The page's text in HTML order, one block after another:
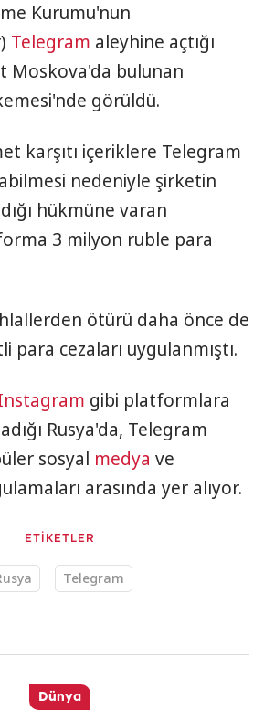
Kurumu'nun
Telegram aleyhine açtığı
Moskova'da bulunan
görüldü.
karşıtı içeriklere Telegram
nedeniyle şirketin
hükmüne varan
3 milyon ruble para
ötürü daha önce de
para cezaları uygulanmıştı.
gibi platformlara
Rusya'da, Telegram
sosyal medya ve
arasında yer alıyor.
ETİKETLER
Telegram
Dünya